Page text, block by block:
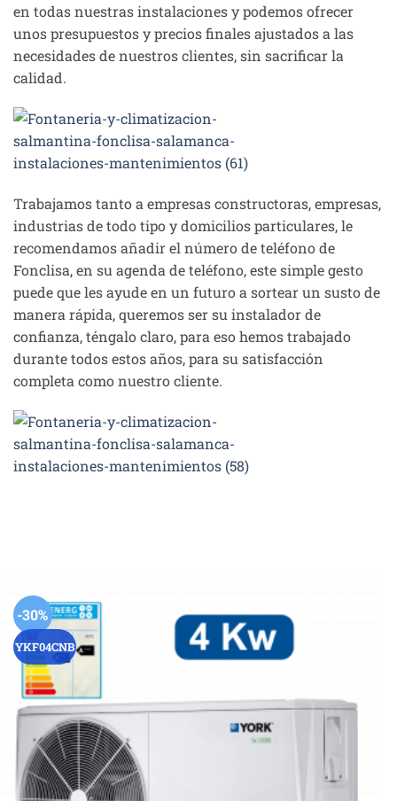
en todas nuestras instalaciones y podemos ofrecer
unos presupuestos y precios finales ajustados a las
necesidades de nuestros clientes, sin sacrificar la
calidad.
Trabajamos tanto a empresas constructoras, empresas,
industrias de todo tipo y domicilios particulares, le
recomendamos añadir el número de teléfono de
Fonclisa, en su agenda de teléfono, este simple gesto
puede que les ayude en un futuro a sortear un susto de
manera rápida, queremos ser su instalador de
confianza, téngalo claro, para eso hemos trabajado
durante todos estos años, para su satisfacción
completa como nuestro cliente.
-30%
YKF04CNB